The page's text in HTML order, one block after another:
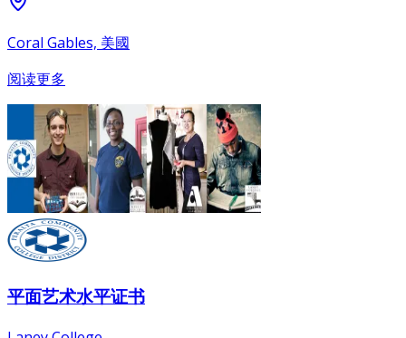
Coral Gables, 美國
阅读更多
平面艺术水平证书